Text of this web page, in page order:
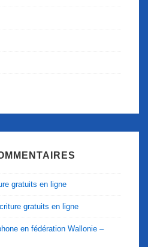
gratuits en ligne
gratuits en ligne
en fédération Wallonie –